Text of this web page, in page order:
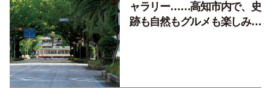
ャラリー……高知市内で、史
跡も自然もグルメも楽しみ尽